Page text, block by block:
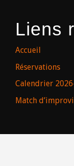
Liens
Accueil
Réservations
Calendrier
Match